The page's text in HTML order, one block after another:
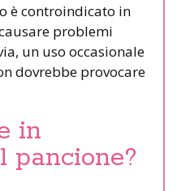
è controindicato in
problemi
un uso occasionale
dovrebbe provocare
in
pancione?